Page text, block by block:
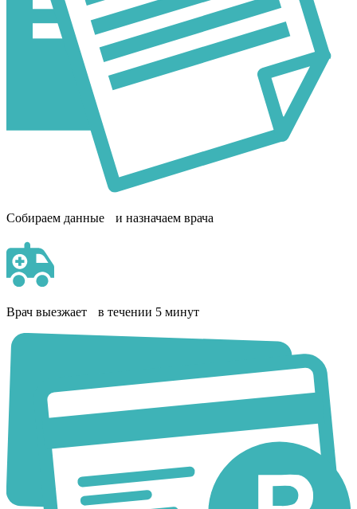
Собираем данные и назначаем врача
Врач выезжает в течении 5 минут